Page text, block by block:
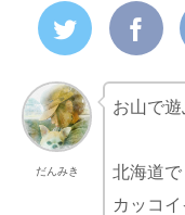
だんみき
お山で
北海道で
カッコ